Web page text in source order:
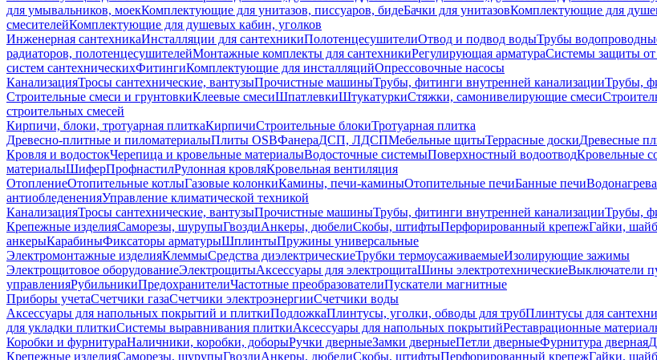
для умывальников, моекКомплектующие для унитазов, писсуаров, бидеБачки для унитазовКомплектующие для
смесителейКомплектующие для душевых кабин, уголков
Инженерная сантехникаИнсталляции для сантехникиПолотенцесушителиОтвод и подвод водыТрубы
радиаторов, полотенцесушителейМонтажные комплекты для сантехникиРегулирующая арматураСистемы защиты от
систем сантехническихФитингиКомплектующие для инсталляцийОпрессовочные насосы
КанализацияТросы сантехнические, вантузыПрочистные машиныТрубы, фитинги внутренней канализацииТрубы,
Строительные смеси и грунтовкиКлеевые смесиШпатлевкиШтукатуркиСтяжки, самонивелирующие смеси
строительных смесей
Кирпичи, блоки, тротуарная плиткаКирпичиСтроительные блокиТротуарная плитка
Древесно-плитные и пиломатериалыПлиты OSBФанераДСП, ЛДСПМебельные щитыТеррасные доскиДревесные
Кровля и водостокЧерепица и кровельные материалыВодосточные системыПоверхностный водоотводКровельные
материалыШиферПрофнастилРулонная кровляКровельная вентиляция
ОтоплениеОтопительные котлыГазовые колонкиКамины, печи-каминыОтопительные печиБанные печи
антиобледененияУправление климатической техникой
КанализацияТросы сантехнические, вантузыПрочистные машиныТрубы, фитинги внутренней канализацииТрубы,
Крепежные изделияСаморезы, шурупыГвоздиАнкеры, дюбелиСкобы, штифтыПерфорированный крепежГайки,
анкерыКарабиныФиксаторы арматурыШплинтыПружины универсальные
Электромонтажные изделияКлеммыСредства диэлектрическиеТрубки термоусаживаемыеИзолирующие зажимы
Электрощитовое оборудованиеЭлектрощитыАксессуары для электрощитаШины электротехническиеВыключатели
управленияРубильникиПредохранителиЧастотные преобразователиПускатели магнитные
Приборы учетаСчетчики газаСчетчики электроэнергииСчетчики воды
Аксессуары для напольных покрытий и плиткиПодложкаПлинтусы, уголки, обводы для трубПлинтусы для
для укладки плиткиСистемы выравнивания плиткиАксессуары для напольных покрытийРеставрационные
Коробки и фурнитураНаличники, коробки, доборыРучки дверныеЗамки дверныеПетли дверныеФурнитура дверная
Крепежные изделияСаморезы, шурупыГвоздиАнкеры, дюбелиСкобы, штифтыПерфорированный крепежГайки,